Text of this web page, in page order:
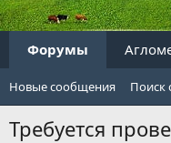
Форумы
Новые сообщения Поиск
Требуется